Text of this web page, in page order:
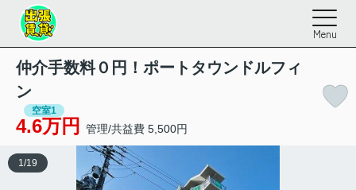
Menu
仲介手数料０円！ポートタウンドルフィ
ン
空室1
4.6万円 管理/共益費 5,500円
1 /19